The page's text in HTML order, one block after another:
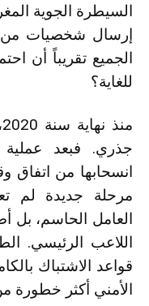
السيطرة الجوية
إرسال شخصيات من
الجميع تقريباً أن
للغاية؟
جذري. فبعد عملية
انسحابها من اتفاق
مرحلة جديدة لم
العامل الحاسم، بل
اللاعب الرئيسي.
قواعد الاشتباك
الأمني أكثر